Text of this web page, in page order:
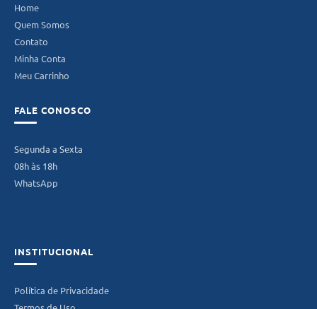
Home
Quem Somos
Contato
Minha Conta
Meu Carrinho
FALE CONOSCO
Segunda a Sexta
08h às 18h
WhatsApp
INSTITUCIONAL
Política de Privacidade